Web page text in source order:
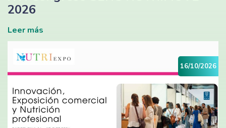
2026
Leer más
16/10/2026